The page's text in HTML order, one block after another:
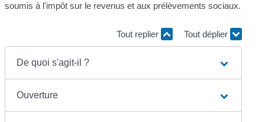
soumis à l'impôt sur le revenus et aux prélèvements sociaux.
Tout replier Tout déplier
De quoi s'agit-il ?
Ouverture